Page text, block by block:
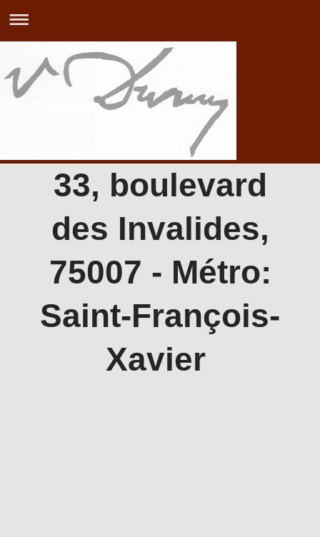
33, boulevard
des Invalides,
75007 - Métro:
Saint-François-
Xavier